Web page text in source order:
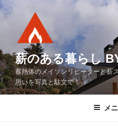
コ
ン
ツ
へ
ス
キ
薪のある暮らし
蓄熱体のメイソンリヒーターと薪
思いを写真と駄文で！
メ